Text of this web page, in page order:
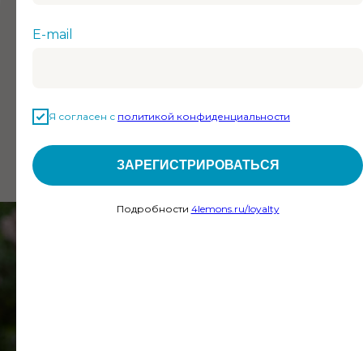
Читать отзыв
E-mail
Я согласен с политикой конфиденциальности
ЗАРЕГИСТРИРОВАТЬСЯ
Подробности 4lemons.ru/loyalty